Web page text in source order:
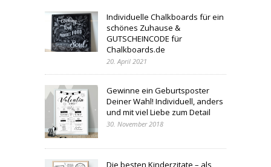
Individuelle Chalkboards für ein
schönes Zuhause &
GUTSCHEINCODE für
Chalkboards.de
20. April 2021
Gewinne ein Geburtsposter
Deiner Wahl! Individuell, anders
und mit viel Liebe zum Detail
30. November 2018
Die besten Kinderzitate – als